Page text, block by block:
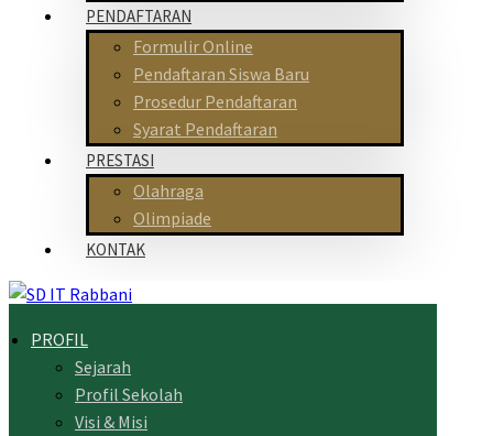
PENDAFTARAN
Formulir Online
Pendaftaran Siswa Baru
Prosedur Pendaftaran
Syarat Pendaftaran
PRESTASI
Olahraga
Olimpiade
KONTAK
PROFIL
Sejarah
Profil Sekolah
Visi & Misi